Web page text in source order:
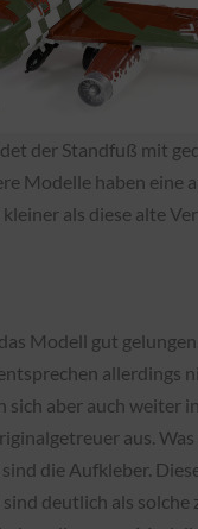
der Standfuß mit
Modelle haben eine
als diese alte
Modell gut
allerdings
sich aber auch weiter
aus.
die Aufkleber.
deutlich als solche